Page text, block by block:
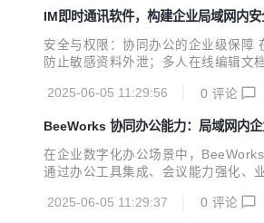
IM即时通讯软件，构建企业局域网内
安全与权限：协同办公的企业级保障
防止敏感资料外泄；多人在线编辑文
对于大型政企组织，还可通过部署专
2025-06-05 11:29:56 0 评论
BeeWorks 协同办公能力：局域网内
在企业数字化办公场景中，
通过办公工具集成、会议能力强化、
级，支持多人同时在线编辑文档，实
2025-06-05 11:29:37 0 评论